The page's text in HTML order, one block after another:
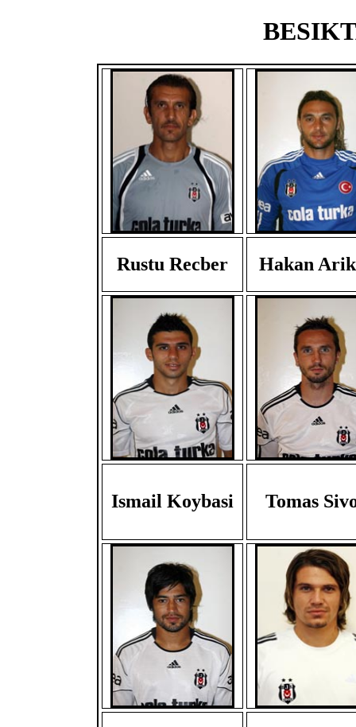
Rustu Recber Hakan
Ismail Koybasi Tomas